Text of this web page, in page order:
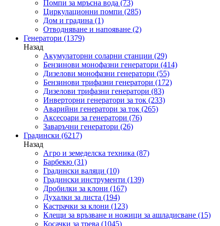
Помпи за мръсна вода (73)
Циркулационни помпи (285)
Дом и градина (1)
Отводняване и напояване (2)
Генератори (1379)
Назад
Акумулаторни соларни станции (29)
Бензинови монофазни генератори (414)
Дизелови монофазни генератори (55)
Бензинови трифазни генератори (172)
Дизелови трифазни генератори (83)
Инверторни генератори за ток (233)
Аварийни генератори за ток (265)
Аксесоари за генератори (76)
Заваръчни генератори (26)
Градински (6217)
Назад
Агро и земеделска техника (87)
Барбекю (31)
Градински валяци (10)
Градински инструменти (139)
Дробилки за клони (167)
Духалки за листа (194)
Кастрачки за клони (123)
Клещи за връзване и ножици за ашладисване (15)
Косачки за трева (1045)